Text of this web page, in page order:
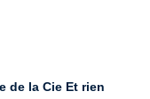
de la Cie Et rien